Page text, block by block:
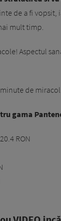
de a fi vopsit,
mult timp.
Aspectul
de
gama
RON